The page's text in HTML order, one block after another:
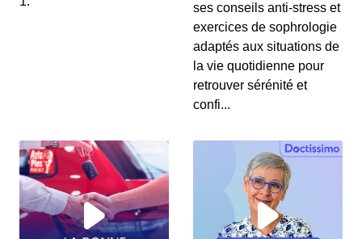
aux Abricots, et Santé du Cuir Chevelu
00:04:22 - IL Y A 1 MOIS
1. 🍦 **Frozen Yogurts : une alternative à la crème
glacée ?** Découvrez comment les frozen yogurt...
23 juin 2026 : Sécurité alimentaire,
Hydratation et Maternité tardive
1. 🔥 **Rappel de friteuse à air :** La friteuse à air
chaud Elta présente des risques d'incendie,...
23 juin 2026 : Sécurité alimentaire,
Hydratation et Maternité tardive
00:04:02 - IL Y A 1 MOIS
ses conseils anti-stress et
exercices de sophrologie
adaptés aux situations de
la vie quotidienne pour
retrouver sérénité et
confi...